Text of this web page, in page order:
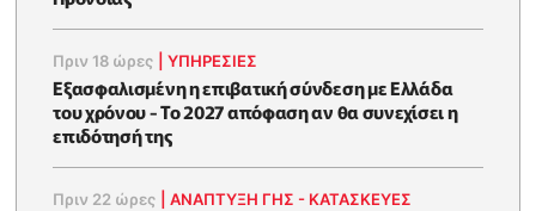
Πριν 18 ώρες |ΥΠΗΡΕΣΙΕΣ
Εξασφαλισμένη η επιβατική σύνδεση με Ελλάδα
του χρόνου - Το 2027 απόφαση αν θα συνεχίσει η
επιδότησή της
Πριν 22 ώρες |ΑΝΑΠΤΥΞΗ ΓΗΣ - ΚΑΤΑΣΚΕΥΕΣ